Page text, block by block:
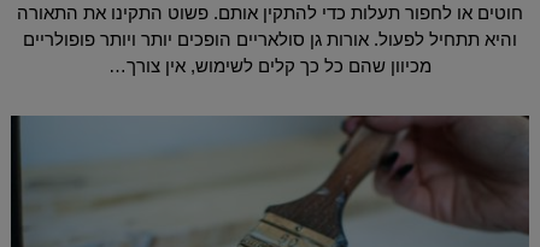
חוטים או לחפור תעלות כדי להתקין אותם. פשוט התקינו את התאורה
והיא תתחיל לפעול. אורות גן סולאריים הופכים יותר ויותר פופולריים
מכיוון שהם כל כך קלים לשימוש, אין צורך…